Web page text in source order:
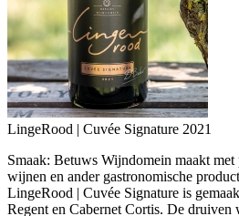
LingeRood | Cuvée Signature 2021
Smaak: Betuws Wijndomein maakt met
wijnen en ander gastronomische
LingeRood | Cuvée Signature is
Regent en Cabernet Cortis. De druiven